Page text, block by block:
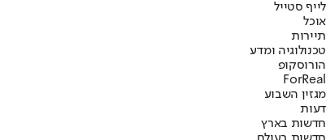
לייף סטייל
אוכל
תיירות
טכנולוגיה ומדע
הורוסקופ
ForReal
מגזין השבוע
דעות
חדשות בארץ